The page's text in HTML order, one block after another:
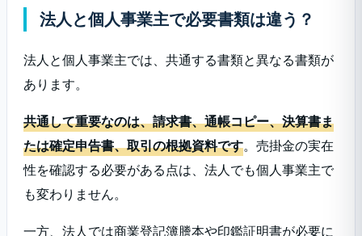
法人と個人事業主で必要書類は違う？
法人と個人事業主では、共通する書類と異なる書類が
あります。
共通して重要なのは、請求書、通帳コピー、決算書ま
たは確定申告書、取引の根拠資料です。売掛金の実在
性を確認する必要がある点は、法人でも個人事業主で
も変わりません。
一方、法人では商業登記簿謄本や印鑑証明書が必要に